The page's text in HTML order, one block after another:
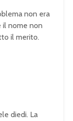
non era
il nome non
il merito.
diedi. La